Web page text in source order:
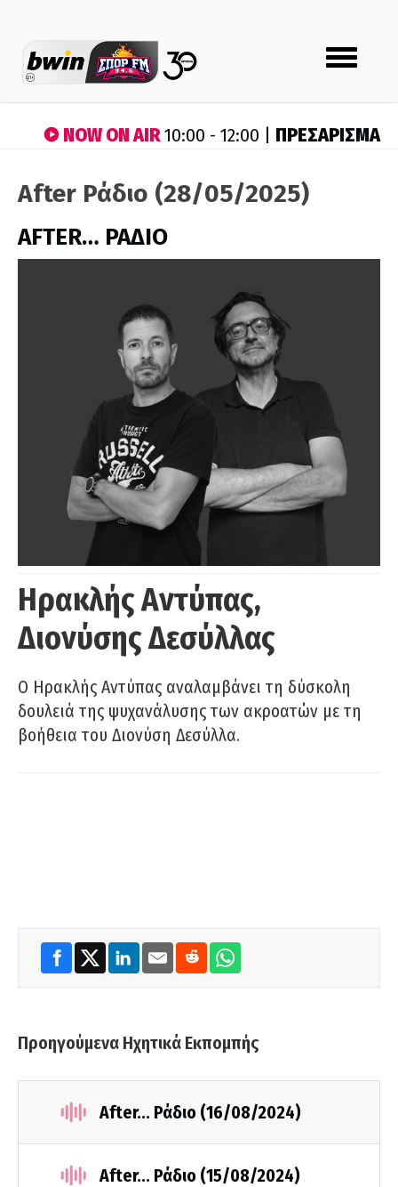
Toggle
navigation
NOW ON AIR10:00 - 12:00 | ΠΡΕΣΑΡΙΣΜΑ
After Ράδιο (28/05/2025)
AFTER… ΡΑΔΙΟ
Ηρακλής Αντύπας,
Διονύσης Δεσύλλας
Ο Ηρακλής Αντύπας αναλαμβάνει τη δύσκολη
δουλειά της ψυχανάλυσης των ακροατών με τη
βοήθεια του Διονύση Δεσύλλα.
Προηγούμενα Ηχητικά Εκπομπής
After... Ράδιο (16/08/2024)
After... Ράδιο (15/08/2024)